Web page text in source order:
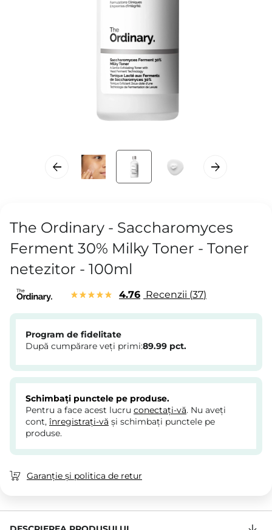
The Ordinary - Saccharomyces
Ferment 30% Milky Toner - Toner
netezitor - 100ml
4.76 Recenzii 37
Program de fidelitate
După cumpărare veți primi:89.99 pct.
Schimbați punctele pe produse.
Pentru a face acest lucru conectați-vă. Nu aveți
cont, înregistrați-vă și schimbați punctele pe
produse.
Garanție și politica de retur